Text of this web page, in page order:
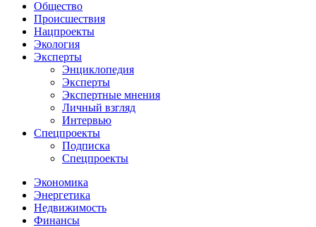
Общество
Происшествия
Нацпроекты
Экология
Эксперты
Энциклопедия
Эксперты
Экспертные мнения
Личный взгляд
Интервью
Спецпроекты
Подписка
Спецпроекты
Экономика
Энергетика
Недвижимость
Финансы